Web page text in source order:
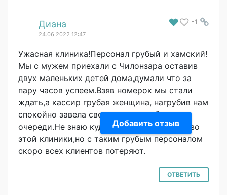
Добавить отзыв
# -1
Диана
24.06.2022 12:47
Ужасная клиника!Персонал грубый и хамский!
Мы с мужем приехали с Чилонзара оставив
двух маленьких детей дома,думали что за
пару часов успеем.Взяв номерок мы стали
ждать,а кассир грубая женщина, нагрубив нам
спокойно завела свою знакомую без
очереди.Не знаю куда смотрит руководство
этой клиники,но с таким грубым персоналом
скоро всех клиентов потеряют.
ОТВЕТИТЬ